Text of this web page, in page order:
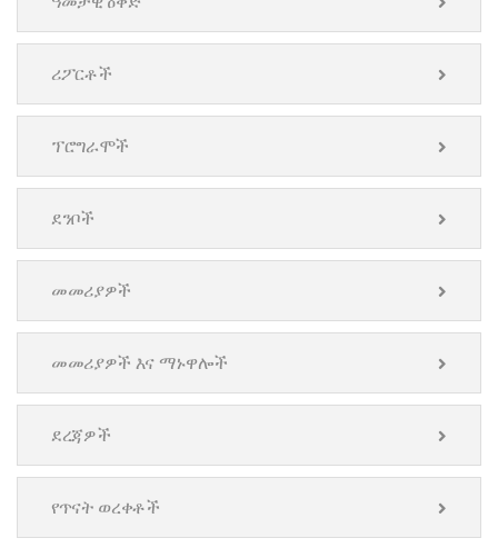
ሪፖርቶች
ፕሮግራሞች
ደንቦች
መመሪያዎች
መመሪያዎች እና ማኑዋሎች
ደረጃዎች
የጥናት ወረቀቶች